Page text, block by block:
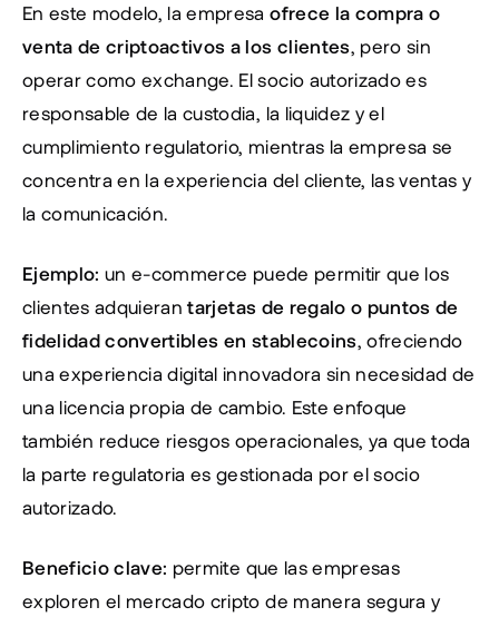
En este modelo, la empresa ofrece la compra o
venta de criptoactivos a los clientes, pero sin
operar como exchange. El socio autorizado es
responsable de la custodia, la liquidez y el
cumplimiento regulatorio, mientras la empresa se
concentra en la experiencia del cliente, las ventas y
la comunicación.
Ejemplo: un e-commerce puede permitir que los
clientes adquieran tarjetas de regalo o puntos de
fidelidad convertibles en stablecoins, ofreciendo
una experiencia digital innovadora sin necesidad de
una licencia propia de cambio. Este enfoque
también reduce riesgos operacionales, ya que toda
la parte regulatoria es gestionada por el socio
autorizado.
Beneficio clave: permite que las empresas
exploren el mercado cripto de manera segura y